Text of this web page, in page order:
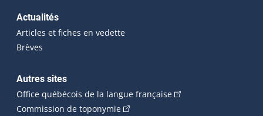
Actualités
Articles et fiches en vedette
Brèves
Autres sites
Office québécois de la langue française(Cet hyperlien
Commission de toponymie(Cet hyperlien externe s'ouvrira